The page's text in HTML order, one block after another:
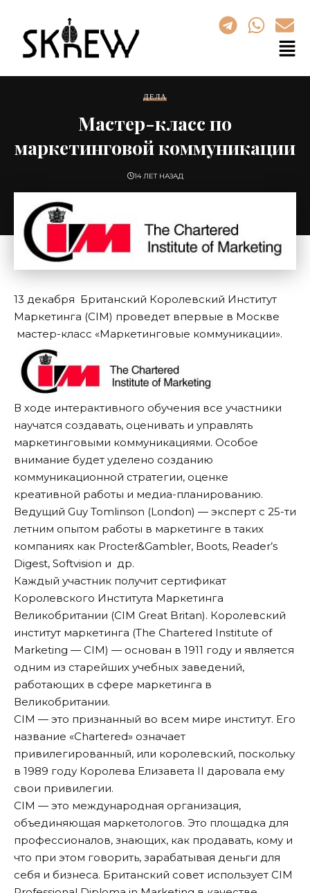
ДЕЛА
Мастер-класс по
маркетинговой коммуникации
14 ЛЕТ НАЗАД
13 декабря Британский Королевский Институт
Маркетинга (CIM) проведет впервые в Москве
мастер-класс «Маркетинговые коммуникации».
В ходе интерактивного обучения все участники
научатся создавать, оценивать и управлять
маркетинговыми коммуникациями. Особое
внимание будет уделено созданию
коммуникационной стратегии, оценке
креативной работы и медиа-планированию.
Ведущий Guy Tomlinson (London) — эксперт с 25-ти
летним опытом работы в маркетинге в таких
компаниях как Procter&Gambler, Boots, Reader’s
Digest, Softvision и др.
Каждый участник получит сертификат
Королевского Института Маркетинга
Великобритании (CIM Great Britan). Королевский
институт маркетинга (The Chartered Institute of
Marketing — CIM) — основан в 1911 году и является
одним из старейших учебных заведений,
работающих в сфере маркетинга в
Великобритании.
CIM — это признанный во всем мире институт. Его
название «Chartered» означает
привилегированный, или королевский, поскольку
в 1989 году Королева Елизавета ІІ даровала ему
свои привилегии.
CIM — это международная организация,
объединяющая маркетологов. Это площадка для
профессионалов, знающих, как продавать, кому и
что при этом говорить, зарабатывая деньги для
себя и бизнеса. Британский совет использует CIM